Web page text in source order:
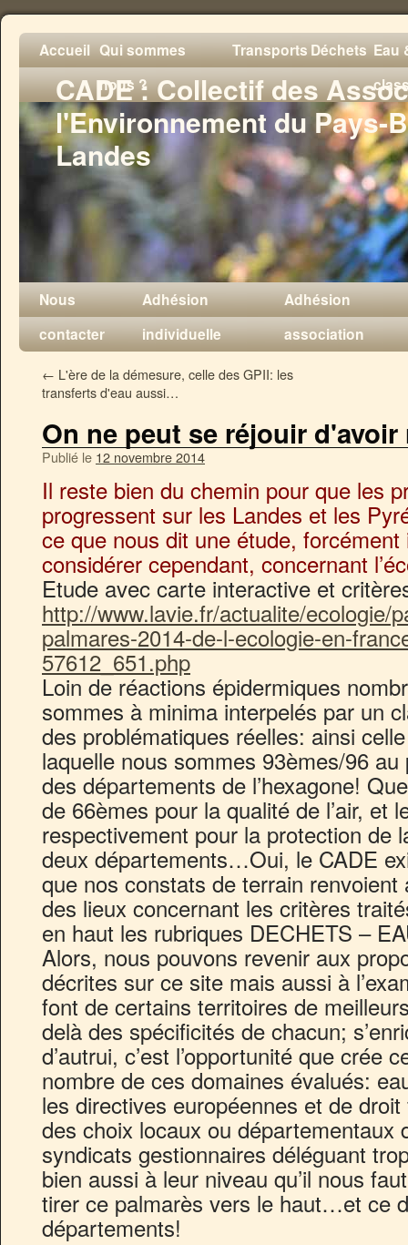
CADE : Collectif des
l'Environnement du Pays-
Landes
Accueil Qui sommes
nous ?
TransportsDéchets Eau
Nous
contacter
Adhésion
individuelle
Adhésion
association
← L'ère de la démesure, celle des GPII: les
transferts d'eau aussi…
On ne peut se réjouir
Publié le 12 novembre 2014
Il reste bien du chemin pour que les
progressent sur les Landes et les
ce que nous dit une étude,
considérer cependant, concernant
Etude avec carte interactive et
http://www.lavie.fr/actualite/ecologie/
palmares-2014-de-l-ecologie-en-
57612_651.php
Loin de réactions épidermiques
sommes à minima interpelés par un
des problématiques réelles: ainsi
laquelle nous sommes 93èmes/96
des départements de l’hexagone!
de 66èmes pour la qualité de l’air, et
respectivement pour la protection de
deux départements…Oui, le CADE
que nos constats de terrain
des lieux concernant les critères
en haut les rubriques DECHETS –
Alors, nous pouvons revenir aux
décrites sur ce site mais aussi à
font de certains territoires de
delà des spécificités de chacun;
d’autrui, c’est l’opportunité que crée
nombre de ces domaines évalués:
les directives européennes et de
des choix locaux ou départementaux
syndicats gestionnaires déléguant
bien aussi à leur niveau qu’il nous
tirer ce palmarès vers le haut…et ce
départements!